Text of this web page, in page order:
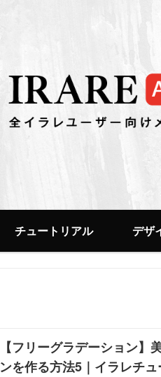
チュートリアル デザ
【フリーグラデーション】
ンを作る方法5｜イラレチ